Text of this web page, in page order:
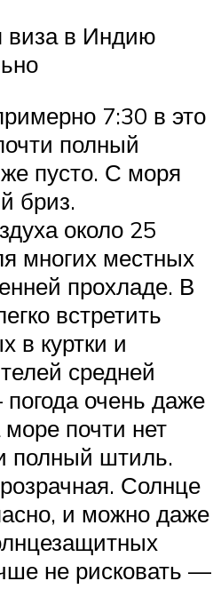
виза в Индию
7:30 в это
полный
пусто. С моря
бриз.
около 25
многих местных
прохладе. В
встретить
в куртки и
средней
очень даже
почти нет
полный штиль.
Солнце
и можно даже
не рисковать —